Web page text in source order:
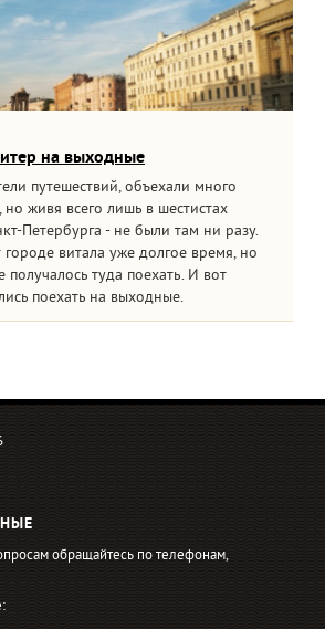
на выходные
путешествий, объехали много
но живя всего лишь в шестистах
Петербурга - не были там ни разу.
городе витала уже долгое время, но
получалось туда поехать. И вот
поехать на выходные.
обращайтесь по телефонам,